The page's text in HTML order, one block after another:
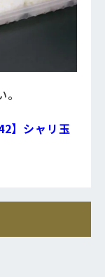
】シャリ玉